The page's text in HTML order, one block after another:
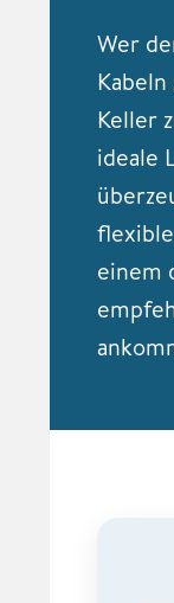
Wer
Keller
ideale
einem